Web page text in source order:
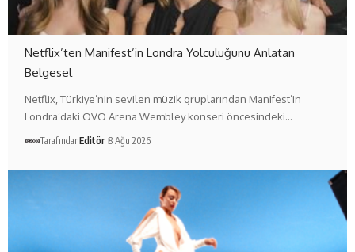
Netflix’ten Manifest’in Londra Yolculuğunu Anlatan
Belgesel
Netflix, Türkiye’nin sevilen müzik gruplarından Manifest’in
Londra’daki OVO Arena Wembley konseri öncesindeki…
TarafındanEditör 8 Ağu 2026